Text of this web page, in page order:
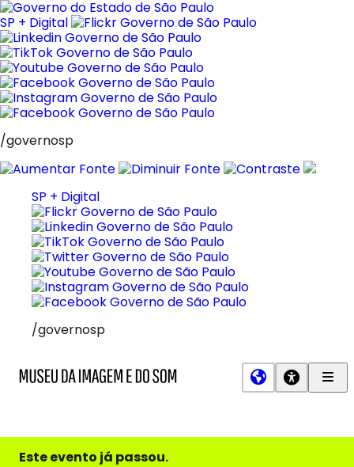
Pular
para
o
conteúdo
SP + Digital
/governosp
SP + Digital
/governosp
e
do
Este evento já passou.